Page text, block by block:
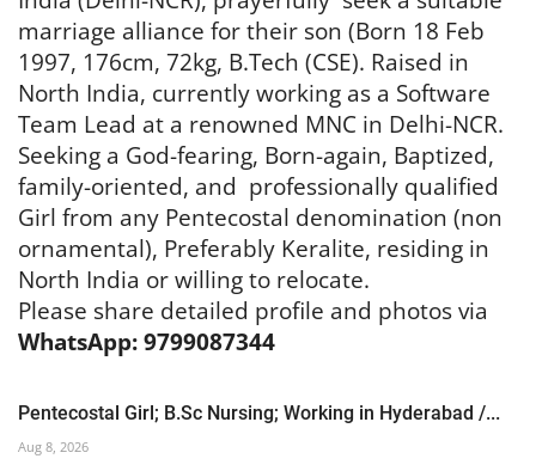
marriage alliance for their son (Born 18 Feb
1997, 176cm, 72kg, B.Tech (CSE). Raised in
North India, currently working as a Software
Team Lead at a renowned MNC in Delhi-NCR.
Seeking a God-fearing, Born-again, Baptized,
family-oriented, and professionally qualified
Girl from any Pentecostal denomination (non
ornamental), Preferably Keralite, residing in
North India or willing to relocate.
Please share detailed profile and photos via
WhatsApp: 9799087344
Pentecostal Girl; B.Sc Nursing; Working in Hyderabad /...
Aug 8, 2026